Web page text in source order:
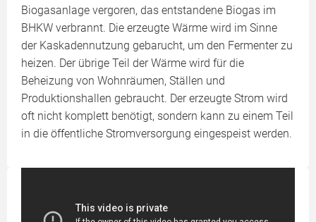
Biogasanlage vergoren, das entstandene Biogas im
BHKW verbrannt. Die erzeugte Wärme wird im Sinne
der Kaskadennutzung gebarucht, um den Fermenter zu
heizen. Der übrige Teil der Wärme wird für die
Beheizung von Wohnräumen, Ställen und
Produktionshallen gebraucht. Der erzeugte Strom wird
oft nicht komplett benötigt, sondern kann zu einem Teil
in die öffentliche Stromversorgung eingespeist werden.